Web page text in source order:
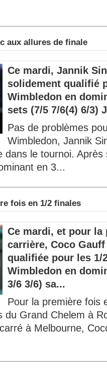
aux allures de finale
Ce mardi, Jannik
solidement qualifié
Wimbledon en
sets (7/5 7/6(4) 6/3)
Pas de problèmes
Wimbledon, Jannik
le tournoi.
en 3...
fois en 1/2 finales
Ce mardi, et pour la
carrière, Coco
qualifiée pour les 1/
Wimbledon en
3/6 3/6) sa...
Pour la première fois
du Grand Chelem à
à Melbourne,